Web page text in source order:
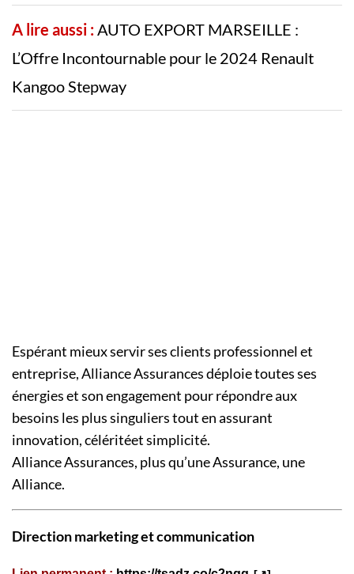
A lire aussi :AUTO EXPORT MARSEILLE :
L’Offre Incontournable pour le 2024 Renault
Kangoo Stepway
Espérant mieux servir ses clients professionnel et
entreprise, Alliance Assurances déploie toutes ses
énergies et son engagement pour répondre aux
besoins les plus singuliers tout en assurant
innovation, céléritéet simplicité.
Alliance Assurances, plus qu’une Assurance, une
Alliance.
Direction marketing et communication